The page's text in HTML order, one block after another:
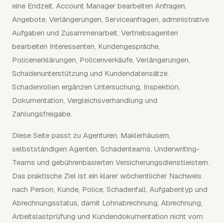
eine Endzeit. Account Manager bearbeiten Anfragen,
Angebote, Verlängerungen, Serviceanfragen, administrative
Aufgaben und Zusammenarbeit. Vertriebsagenten
bearbeiten Interessenten, Kundengespräche,
Policenerklärungen, Policenverkäufe, Verlängerungen,
Schadenunterstützung und Kundendatensätze.
Schadenrollen ergänzen Untersuchung, Inspektion,
Dokumentation, Vergleichsverhandlung und
Zahlungsfreigabe.
Diese Seite passt zu Agenturen, Maklerhäusern,
selbstständigen Agenten, Schadenteams, Underwriting-
Teams und gebührenbasierten Versicherungsdienstleistern.
Das praktische Ziel ist ein klarer wöchentlicher Nachweis
nach Person, Kunde, Police, Schadenfall, Aufgabentyp und
Abrechnungsstatus, damit Lohnabrechnung, Abrechnung,
Arbeitslastprüfung und Kundendokumentation nicht vom